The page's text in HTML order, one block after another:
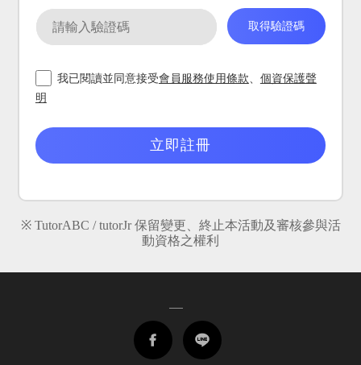
我已閱讀並同意接受會員服務使用條款
個資保護聲
明
※ TutorABC / tutorJr 保留變更、終止本活動及審核參與活
動資格之權利